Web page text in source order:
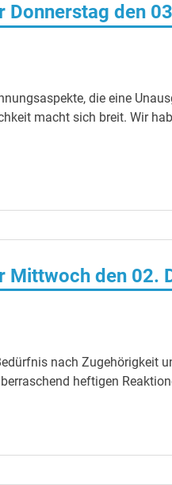
den
die eine
macht sich breit. Wir
Mittwoch den 02.
nach Zugehörigkeit
heftigen